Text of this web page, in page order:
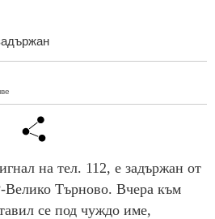
на тел. 112, е задържан от
Търново. Вчера към
се под чуждо име,